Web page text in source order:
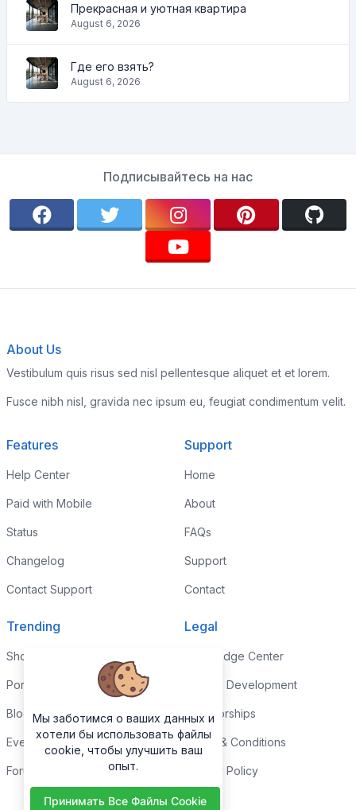
Прекрасная и уютная квартира
August 6, 2026
Где его взять?
August 6, 2026
Подписывайтесь на нас
About Us
Vestibulum quis risus sed nisl pellentesque aliquet et et lorem.
Fusce nibh nisl, gravida nec ipsum eu, feugiat condimentum velit.
Features
Help Center
Paid with Mobile
Status
Changelog
Contact Support
Support
Home
About
FAQs
Support
Contact
Trending
Shop
Portfolio
Blog
Events
Forums
Legal
Knowledge Center
Custom Development
Sponsorships
Terms & Conditions
Privacy Policy
Мы заботимся о ваших данных и
хотели бы использовать файлы
cookie, чтобы улучшить ваш
опыт.
Принимать Все Файлы Cookie